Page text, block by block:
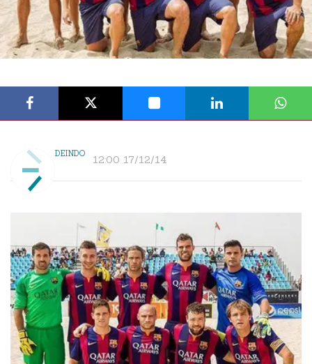
DEINDO 12:00 17/12/14